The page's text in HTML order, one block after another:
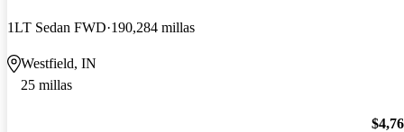
1LT Sedan FWD 190,284 millas
Westfield, IN
25 millas